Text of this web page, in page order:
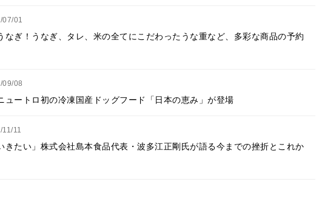
07/01
なぎ！うなぎ、タレ、米の全てにこだわったうな重など、多彩な商品の予約
09/08
ュートロ初の冷凍国産ドッグフード「日本の恵み」が登場
11
きたい」株式会社島本食品代表・波多江正剛氏が語る今までの挫折とこれか